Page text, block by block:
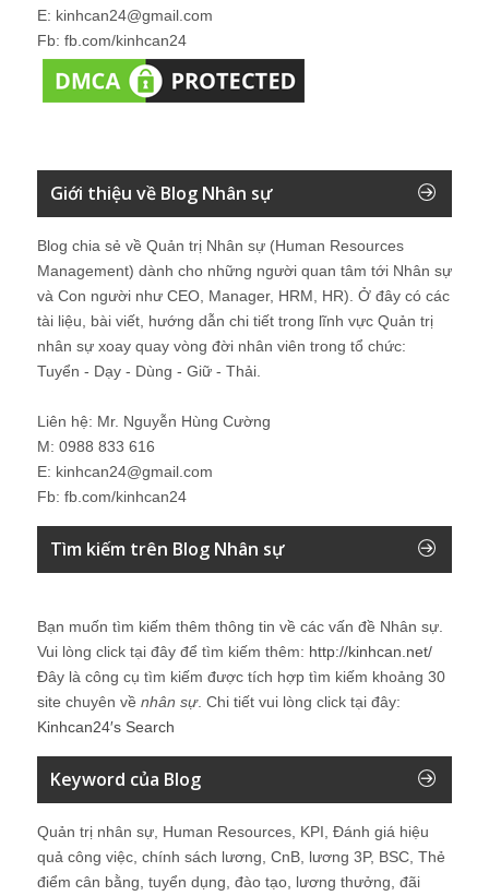
E: kinhcan24@gmail.com
Fb: fb.com/kinhcan24
Giới thiệu về Blog Nhân sự
Blog chia sẻ về Quản trị Nhân sự (Human Resources
Management) dành cho những người quan tâm tới Nhân sự
và Con người như CEO, Manager, HRM, HR). Ở đây có các
tài liệu, bài viết, hướng dẫn chi tiết trong lĩnh vực Quản trị
nhân sự xoay quay vòng đời nhân viên trong tổ chức:
Tuyển - Dạy - Dùng - Giữ - Thải.
Liên hệ: Mr. Nguyễn Hùng Cường
M: 0988 833 616
E: kinhcan24@gmail.com
Fb: fb.com/kinhcan24
Tìm kiếm trên Blog Nhân sự
Bạn muốn tìm kiếm thêm thông tin về các vấn đề Nhân sự
Vui lòng click tại đây để tìm kiếm thêm: http://kinhcan.net/
Đây là công cụ tìm kiếm được tích hợp tìm kiếm khoảng 30
site chuyên về nhân sự. Chi tiết vui lòng click tại đây:
Kinhcan24′s Search
Keyword của Blog
Quản trị nhân sự, Human Resources, KPI, Đánh giá hiệu
quả công việc, chính sách lương, CnB, lương 3P, BSC, Thẻ
điểm cân bằng, tuyển dụng, đào tạo, lương thưởng, đãi